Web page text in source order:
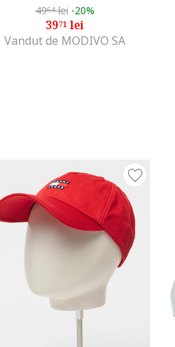
4964lei -20%
3971 lei
Vandut de MODIVO SA